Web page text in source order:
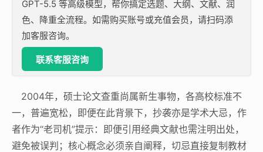
GPT-5.5 等高级模型，帮你搞定选题、大纲、文献、润
色、降重全流程。如需购买账号或充值会员，请扫码添
加客服咨询。
联系客服咨询
2004年，硕士论文查重尚属新生事物，各高校标准不
一，普遍宽松，即便在此背景下，抄袭亦是学术大忌，作
者作为“老司机”提示：即便引用经典文献也需注明出处，
避免被误判；核心概念必须亲自阐释，切忌直接复制教材